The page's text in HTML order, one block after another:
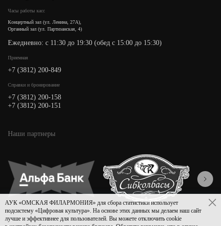
Часы работы касс
Концертный зал (ул. Ленина, 27А),
Органный зал (ул. Партизанская, 4)
Ежедневно: с 11:30 до 19:30 (обед с 15:00 до 15:30)
Приемная
+7 (3812) 200-849
Cправки и бронирование
+7 (3812) 200-158
+7 (3812) 200-151
Наши партнеры
АУК «ОМСКАЯ ФИЛАРМОНИЯ» для сбора статистики использует
подсистему «Цифровая культура». На основе этих данных мы делаем наш сайт
лучше и эффективнее для пользователей. Вы можете отключить cookie